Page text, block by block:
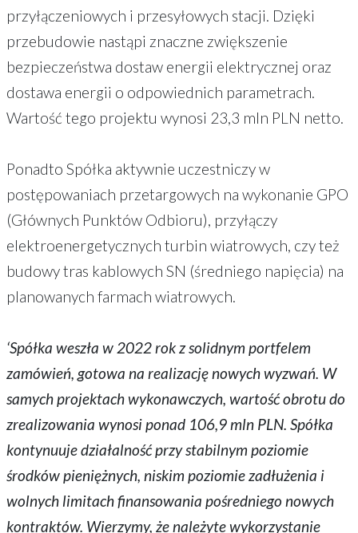
przyłączeniowych i przesyłowych stacji. Dzięki
przebudowie nastąpi znaczne zwiększenie
bezpieczeństwa dostaw energii elektrycznej oraz
dostawa energii o odpowiednich parametrach.
Wartość tego projektu wynosi 23,3 mln PLN netto.
Ponadto Spółka aktywnie uczestniczy w
postępowaniach przetargowych na wykonanie GPO
(Głównych Punktów Odbioru), przyłączy
elektroenergetycznych turbin wiatrowych, czy też
budowy tras kablowych SN (średniego napięcia) na
planowanych farmach wiatrowych.
‘Spółka weszła w 2022 rok z solidnym portfelem
zamówień, gotowa na realizację nowych wyzwań. W
samych projektach wykonawczych, wartość obrotu do
zrealizowania wynosi ponad 106,9 mln PLN. Spółka
kontynuuje działalność przy stabilnym poziomie
środków pieniężnych, niskim poziomie zadłużenia i
wolnych limitach finansowania pośredniego nowych
kontraktów. Wierzymy, że należyte wykorzystanie